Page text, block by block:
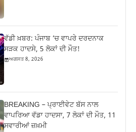
ਵੱਡੀ ਖ਼ਬਰ: ਪੰਜਾਬ ‘ਚ ਵਾਪਰੇ ਦਰਦਨਾਕ
ਸੜਕ ਹਾਦਸੇ, 5 ਲੋਕਾਂ ਦੀ ਮੌਤ!
ਅਗਸਤ 8, 2026
BREAKING – ਪ੍ਰਾਈਵੇਟ ਬੱਸ ਨਾਲ
ਵਾਪਰਿਆ ਵੱਡਾ ਹਾਦਸਾ, 7 ਲੋਕਾਂ ਦੀ ਮੌਤ, 11
ਸਵਾਰੀਆਂ ਜ਼ਖ਼ਮੀ